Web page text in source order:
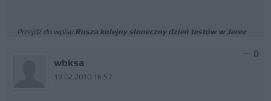
Przejdź do wpisu Rusza kolejny słoneczny dzień testów w Jerez
wbksa
19.02.2010 16:57
0